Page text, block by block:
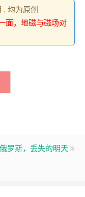
, 均为原创
面，地磁与磁场对
俄罗斯，丢失的明天